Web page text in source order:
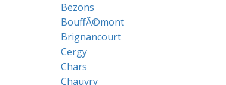
Bezons
BouffÃ©mont
Brignancourt
Cergy
Chars
Chauvry